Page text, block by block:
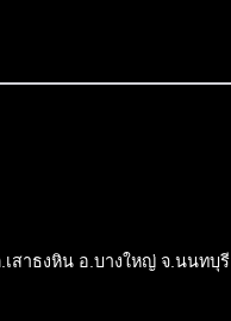
สาธงหิน อ.บางใหญ่ จ.นนทบุรี